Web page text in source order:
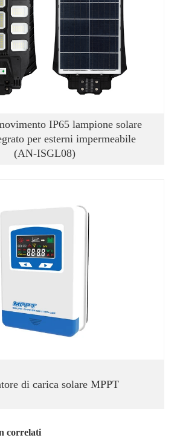
IP65 lampione solare
per esterni impermeabile
(AN-ISGL08)
di carica solare MPPT
correlati